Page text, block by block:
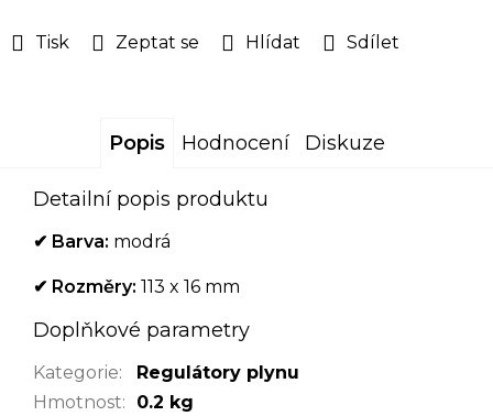
Tisk Zeptat se Hlídat Sdílet
Popis Hodnocení Diskuze
Detailní popis produktu
✔ Barva: modrá
✔ Rozměry: 113 x 16 mm
Doplňkové parametry
Kategorie:
Regulátory plynu
Hmotnost:
0.2 kg